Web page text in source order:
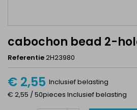
cabochon bead 2-
Referentie2H23980
€ 2,55 Inclusief belasting
€ 2,55 / 50pieces Inclusief belasting